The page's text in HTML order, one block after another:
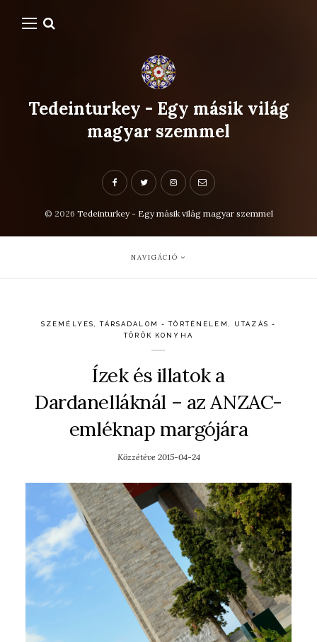
Tedeinturkey - Egy másik világ
magyar szemmel
© 2026 Tedeinturkey - Egy másik világ magyar szemmel
NAVIGÁCIÓ
SZEMÉLYES ,TÁRSADALOM - TÖRTÉNELEM
UTAZÁS -
TÖRÖK KONYHA
Ízek és illatok a
Dardanelláknál – az ANZAC-
emléknap margójára
Közzétéve 2015-04-24